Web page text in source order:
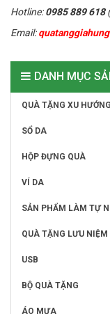
Hotline: 0985 889 618
Email:
DANH MỤC
QUÀ TẶNG XU HƯỚNG
SỔ DA
HỘP ĐỰNG QUÀ
VÍ DA
SẢN PHẨM LÀM TỰ
QUÀ TẶNG LƯU NIỆM
USB
BỘ QUÀ TẶNG
ÁO MƯA